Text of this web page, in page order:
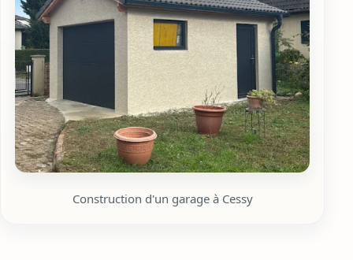
Construction d'un garage à Cessy